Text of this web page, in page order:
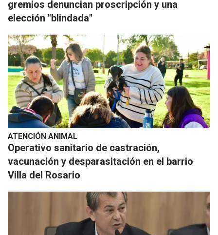
gremios denuncian proscripción y una
elección "blindada"
ATENCIÓN ANIMAL
Operativo sanitario de castración,
vacunación y desparasitación en el barrio
Villa del Rosario